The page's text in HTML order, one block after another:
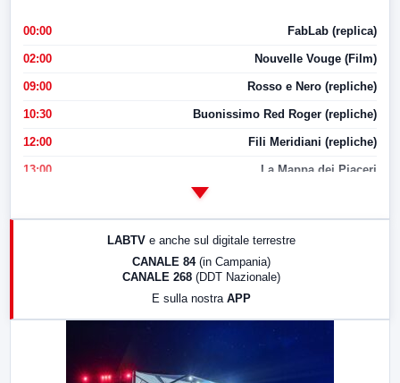
00:00 FabLab (replica)
02:00 Nouvelle Vouge (Film)
09:00 Rosso e Nero (repliche)
10:30 Buonissimo Red Roger (repliche)
12:00 Fili Meridiani (repliche)
13:00 La Mappa dei Piaceri
LABTV e anche sul digitale terrestre
CANALE 84 (in Campania)
CANALE 268 (DDT Nazionale)
E sulla nostra APP